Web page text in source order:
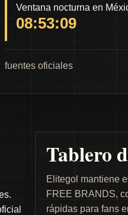
Ventana nocturna en
08:53:09
fuentes oficiales
Tablero
Elitegol mantiene
FREE BRANDS,
rápidas para fans